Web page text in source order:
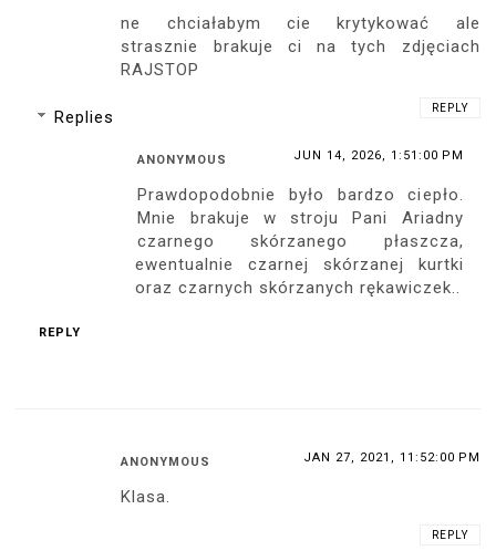
ne chciałabym cie krytykować ale
strasznie brakuje ci na tych zdjęciach
RAJSTOP
REPLY
Replies
ANONYMOUS JUN 14, 2026, 1:51:00 PM
Prawdopodobnie było bardzo ciepło.
Mnie brakuje w stroju Pani Ariadny
czarnego skórzanego płaszcza,
ewentualnie czarnej skórzanej kurtki
oraz czarnych skórzanych rękawiczek..
REPLY
ANONYMOUS JAN 27, 2021, 11:52:00 PM
Klasa.
REPLY